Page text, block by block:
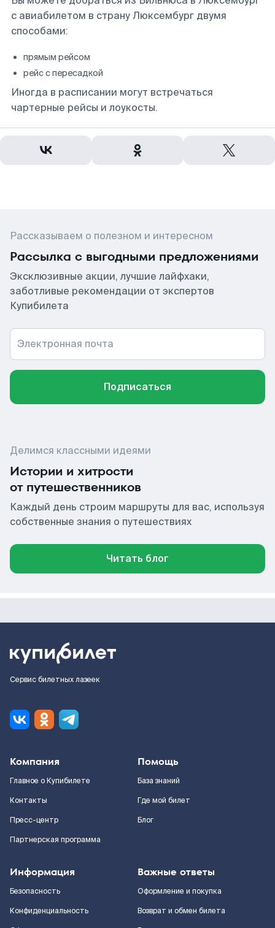
с авиабилетом в страну Люксембург двумя
способами:
прямым рейсом
рейс с пересадкой
Иногда в расписании могут встречаться
чартерные рейсы и лоукосты.
Рассказываем о полезном и интересном
Рассылка с выгодными предложениями
Эксклюзивные акции, лучшие лайфхаки,
заботливые рекомендации от экспертов
Купибилета
Электронная почта
Подписаться
Делимся классными идеями
Истории и хитрости
от путешественников
Каждый день строим маршруты для вас, используя
собственные знания о путешествиях
Читать блог
Сервис билетных лазеек
Компания
Главное о Купибилете
Контакты
Пресс-центр
Партнерская программа
Помощь
База знаний
Где мой билет
Блог
Информация
Безопасность
Конфиденциальность
Важные ответы
Оформление и покупка
Возврат и обмен билета